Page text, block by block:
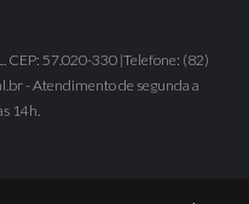
CEP: 57.020-330 |Telefone: (82)
- Atendimento de segunda a
14h.